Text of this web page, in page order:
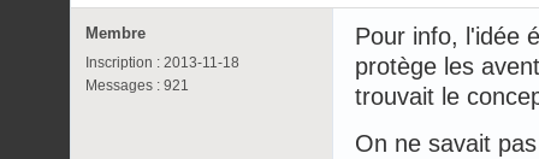
Membre
Inscription : 2013-11-18
Messages : 921
Pour info, l'idée
protège les
trouvait le
On ne savait